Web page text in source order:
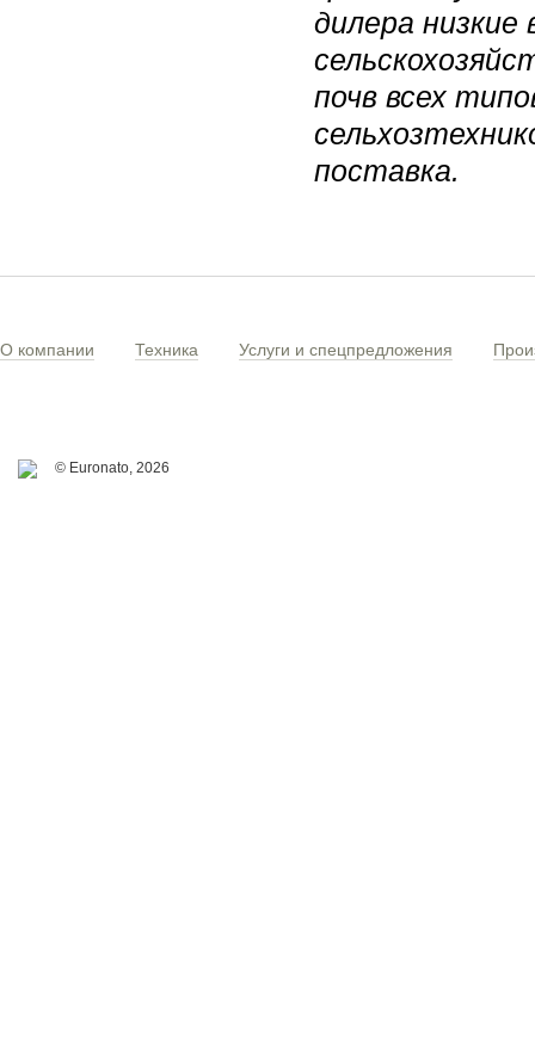
дилера низкие
почв всех
поставка.
О компании Техника Услуги и спецпредложения
© Euronato, 2026